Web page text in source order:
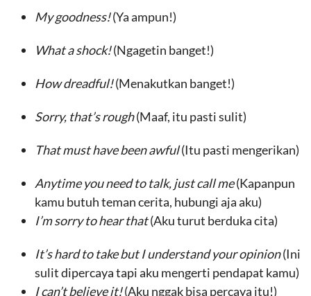
My goodness!(Ya ampun!)
What a shock!(Ngagetin banget!)
How dreadful!(Menakutkan banget!)
Sorry, that’s rough(Maaf, itu pasti sulit)
That must have been awful(Itu pasti mengerikan)
Anytime you need to talk, just call me(Kapanpun
kamu butuh teman cerita, hubungi aja aku)
I’m sorry to hear that(Aku turut berduka cita)
It’s hard to take but I understand your opinion(Ini
sulit dipercaya tapi aku mengerti pendapat kamu)
I can’t believe it!(Aku nggak bisa percaya itu!)